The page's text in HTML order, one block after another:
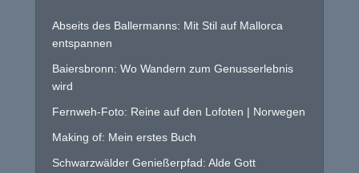
Abseits des Ballermanns: Mit Stil auf Mallorca
entspannen
Baiersbronn: Wo Wandern zum Genusserlebnis
wird
Fernweh-Foto: Reine auf den Lofoten | Norwegen
Making of: Mein erstes Buch
Schwarzwälder Genießerpfad: Alde Gott